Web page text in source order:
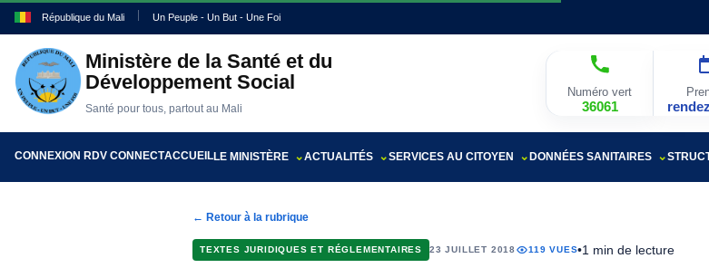
République du Mali Un Peuple - Un But - Une Foi
Ministère de la Santé et du
Développement Social
Santé pour tous, partout au Mali
Numéro vert
36061
CONNEXION RDV CONNECTACCUEILLE MINISTÈRE ACTUALITÉS SERVICES AU CITOYEN DONNÉES SANITAIRES
← Retour à la rubrique
TEXTES JURIDIQUES ET RÉGLEMENTAIRES 23 JUILLET 2018 119 VUES•1 min de lecture